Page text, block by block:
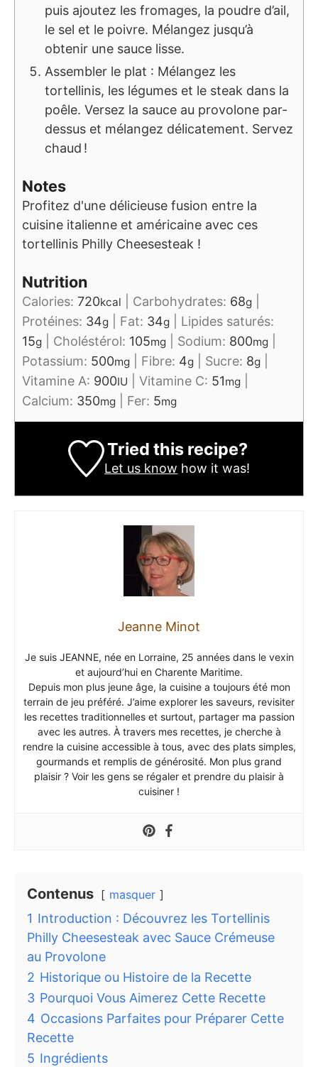
puis ajoutez les fromages, la poudre d’ail,
le sel et le poivre. Mélangez jusqu’à
obtenir une sauce lisse.
Assembler le plat : Mélangez les
tortellinis, les légumes et le steak dans la
poêle. Versez la sauce au provolone par-
dessus et mélangez délicatement. Servez
chaud !
Notes
Profitez d'une délicieuse fusion entre la
cuisine italienne et américaine avec ces
tortellinis Philly Cheesesteak !
Nutrition
Calories: 720kcal Carbohydrates: 68g
Protéines: 34g Fat: 34g
Lipides saturés:
15g Choléstérol: 105mg Sodium: 800mg
Potassium: 500mg Fibre: 4g Sucre: 8g
Vitamine A: 900IU Vitamine C: 51mg
Calcium: 350mg Fer: 5mg
Tried this recipe?
Let us know how it was!
Jeanne Minot
Je suis JEANNE, née en Lorraine, 25 années dans le vexin
et aujourd’hui en Charente Maritime.
Depuis mon plus jeune âge, la cuisine a toujours été mon
terrain de jeu préféré. J’aime explorer les saveurs, revisiter
les recettes traditionnelles et surtout, partager ma passion
avec les autres. À travers mes recettes, je cherche à
rendre la cuisine accessible à tous, avec des plats simples,
gourmands et remplis de générosité. Mon plus grand
plaisir ? Voir les gens se régaler et prendre du plaisir à
cuisiner !
Contenus masquer
1 Introduction : Découvrez les Tortellinis
Philly Cheesesteak avec Sauce Crémeuse
au Provolone
2 Historique ou Histoire de la Recette
3 Pourquoi Vous Aimerez Cette Recette
4 Occasions Parfaites pour Préparer Cette
Recette
5 Ingrédients